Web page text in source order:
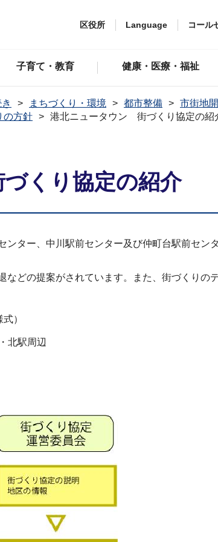
区役所 Language コール
子育て・教育 健康・医療・福祉
まちづくり・環境 都市整備 市街地
の方針
港北ニュータウン 街づくり協定の紹
くり協定の紹介
ンター、中川駅前センター及び仲町台駅前セ
などの提案がされています。また、街づくり
）
北駅周辺